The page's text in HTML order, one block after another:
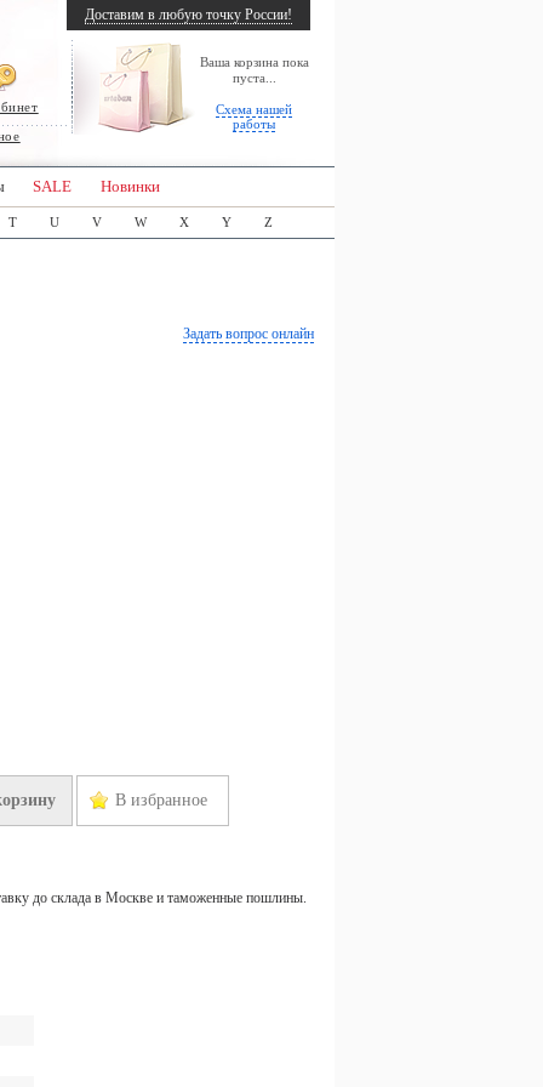
Ваша корзина пока
пуста...
Схема нашей
работы
Доставим в любую точку России!
SALE Новинки
T U V W X Y Z
Задать вопрос онлайн
В избранное
до склада в Москве и таможенные пошлины.